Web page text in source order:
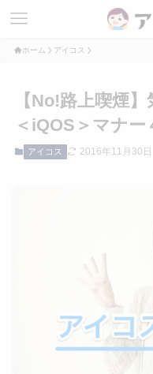
ホーム アイコス
【No!路上喫煙
＜iQOS＞マナー
アイコス 2016年11月30日